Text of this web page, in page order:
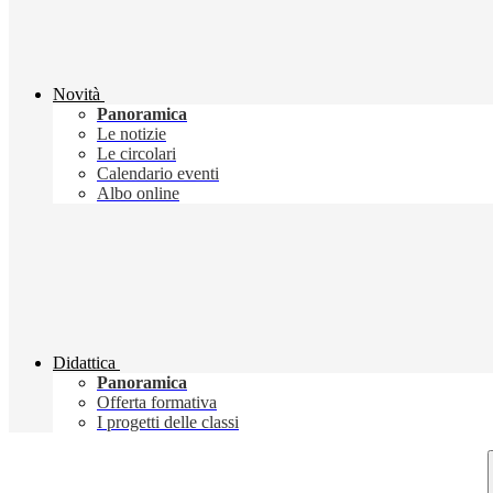
Novità
Panoramica
Le notizie
Le circolari
Calendario eventi
Albo online
Didattica
Panoramica
Offerta formativa
I progetti delle classi